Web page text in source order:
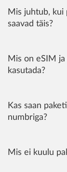
Mis juhtub, kui
saavad täis?
Mis on eSIM
kasutada?
Kas saan
numbriga?
Mis ei kuulu